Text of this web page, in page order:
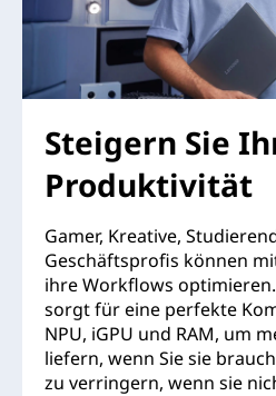
Steigern Sie
Produktivität
Gamer, Kreative,
Geschäftsprofis können
ihre Workflows
sorgt für eine perfekte
NPU, iGPU und RAM, um
liefern, wenn Sie sie
zu verringern, wenn sie